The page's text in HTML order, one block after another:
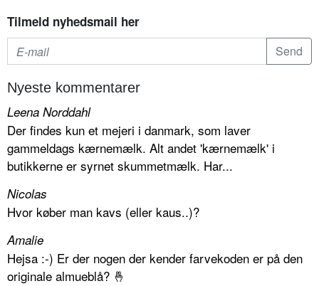
Tilmeld nyhedsmail her
Nyeste kommentarer
Leena Norddahl
Der findes kun et mejeri i danmark, som laver
gammeldags kærnemælk. Alt andet 'kærnemælk' i
butikkerne er syrnet skummetmælk. Har...
Nicolas
Hvor køber man kavs (eller kaus..)?
Amalie
Hejsa :-) Er der nogen der kender farvekoden er på den
originale almueblå? 🤞